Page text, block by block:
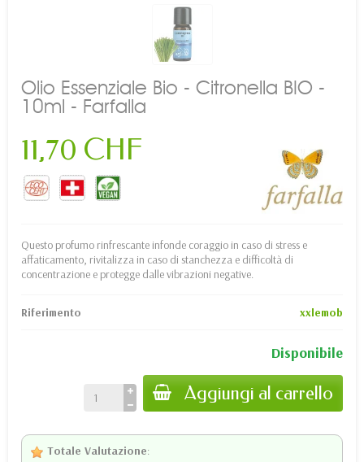
Olio Essenziale Bio - Citronella BIO -
10ml - Farfalla
11,70 CHF
Questo profumo rinfrescante infonde coraggio in caso di stress e
affaticamento, rivitalizza in caso di stanchezza e difficoltà di
concentrazione e protegge dalle vibrazioni negative.
Riferimento xxlemob
Disponibile
Aggiungi al carrello
Totale Valutazione: